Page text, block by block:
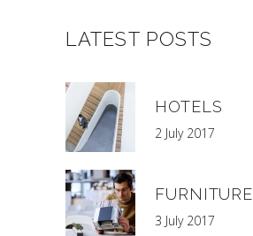
LATEST POSTS
HOTELS
2 July 2017
FURNITURE
3 July 2017